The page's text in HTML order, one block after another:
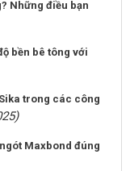
Những điều bạn
bền bê tông với
trong các công
Maxbond đúng